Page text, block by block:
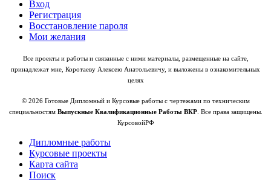
Вход
Регистрация
Восстановление пароля
Мои желания
Все проекты и работы и связанные с ними материалы, размещенные на сайте,
принадлежат мне, Коротаеву Алексею Анатольевичу, и выложены в ознакомительных
целях
© 2026 Готовые Дипломный и Курсовые работы с чертежами по техническим
специальностям Выпускные Квалификационные Работы ВКР. Все права защищены.
КурсовойРФ
Дипломные работы
Курсовые проекты
Карта сайта
Поиск